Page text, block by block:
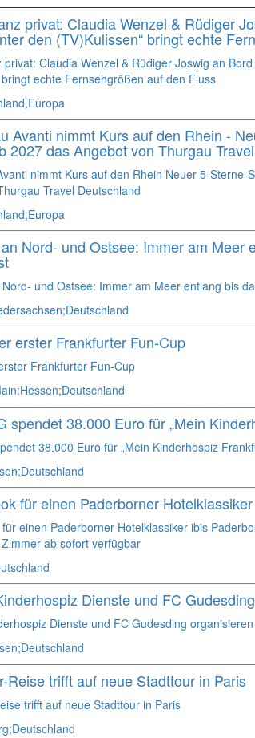
privat: Claudia Wenzel & Rüdiger
den (TV)Kulissen“ bringt echte
privat: Claudia Wenzel & Rüdiger Joswig an
bringt echte Fernsehgrößen auf den Fluss
Europa
Avanti nimmt Kurs auf den Rhein -
2027 das Angebot von Thurgau
nimmt Kurs auf den Rhein Neuer 5-Sterne-
Travel Deutschland
Europa
Nord- und Ostsee: Immer am Meer
und Ostsee: Immer am Meer entlang bis
Deutschland
erster Frankfurter Fun-Cup
Frankfurter Fun-Cup
Hessen;Deutschland
spendet 38.000 Euro für „Mein
38.000 Euro für „Mein Kinderhospiz
Deutschland
für einen Paderborner Hotelklassiker
einen Paderborner Hotelklassiker ibis
ab sofort verfügbar
Dienste und FC
Dienste und FC Gudesding
Deutschland
Reise trifft auf neue Stadttour in Paris
trifft auf neue Stadttour in Paris
Deutschland